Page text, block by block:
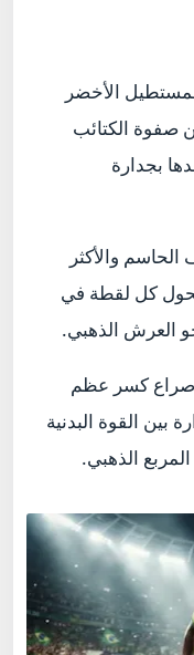
الأخضر
صفوة الكتائب
بجدارة
والأكثر
كل لقطة في
العرش الذهبي.
صراع كسر عظم
بين القوة البدنية
الذهبي.